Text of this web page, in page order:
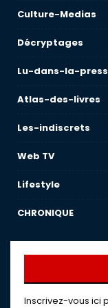
Culture-Medias
Décryptages
Lu-dans-la-
Atlas-des-livres
Les-indiscrets
Web TV
Lifestyle
CHRONIQUE
Inscrivez-vous ici